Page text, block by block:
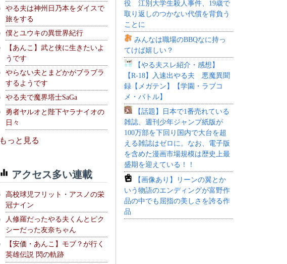
やる夫は神州日乃本をダイスで
旅をする
僕とユウキの異世界紀行
【あんこ】武と侠に生きたいよ
うです
やらない夫とまどかがブラブラ
するようです
やる夫で魔界塔士SaGa
勇者ヤルオと陛下ヤラナイオの
日々
もっと見る
アクセス多い連載
高校球児フリット・アスノの栄
冠ナイン
人修羅だったやる夫くんとピク
シーだった友奈ちゃん
【安価・あんこ】モブ？が行く
英雄伝説 閃の軌跡
役 江別大学生殺人事件、19歳で
取り返しのつかない代償を背負う
ことに
みんなは職場のBBQなに持っ
てけば嬉しい？
【やる夫スレ紹介・感想】
【R-18】入速出やる夫 悪魔異聞
録【メガテン】【学園・ラブコ
メ・バトル】
【話題】日本で1番売れている
雑誌、週刊少年ジャンプ紙版が
100万部を下回り国内で大台を超
える雑誌はゼロに。なお、電子版
を含めた漫画市場規模は歴史上最
盛期を迎えている！！
【画像あり】リーンの翼とか
いう物語のエンディングが富野作
品の中でも屈指の美しさを誇る作
品